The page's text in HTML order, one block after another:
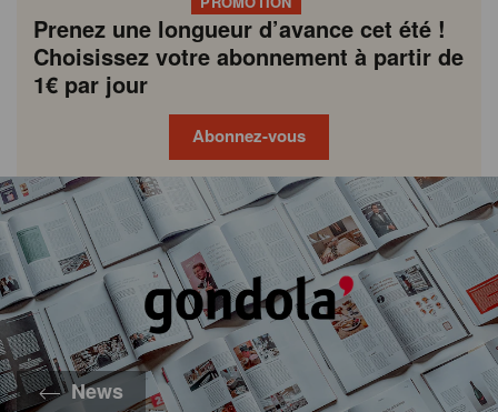
Prenez une longueur d’avance cet été !
Choisissez votre abonnement à partir de
1€ par jour
Abonnez-vous
News
Gondola
academy
Gondola
society